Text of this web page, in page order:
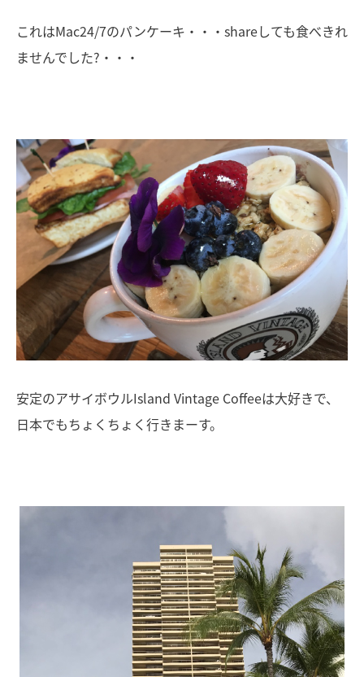
これはMac24/7のパンケーキ・・・shareしても食べきれ
ませんでした?・・・
安定のアサイボウルIsland Vintage Coffeeは大好きで、
日本でもちょくちょく行きまーす。